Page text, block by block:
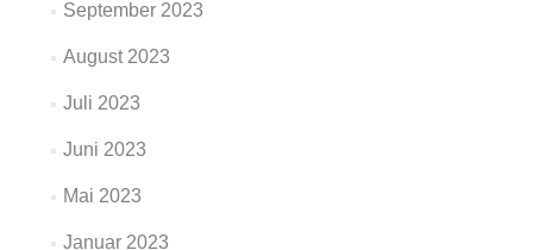
September 2023
August 2023
Juli 2023
Juni 2023
Mai 2023
Januar 2023